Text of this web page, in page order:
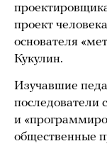
проект
основателя
Кукулин.
Изучавшие
последователи
и
общественные